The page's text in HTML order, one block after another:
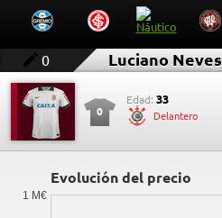
0 Luciano Neves
0
Edad: 33
Delantero
Evolución del precio
1 M€